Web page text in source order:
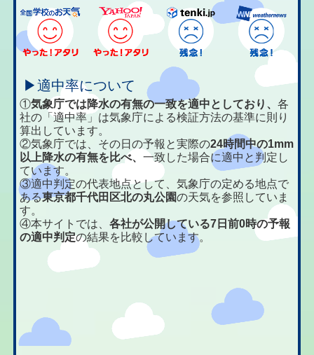
▶適中率について
①気象庁では降水の有無の一致を適中としており、各
社の「適中率」は気象庁による検証方法の基準に則り
算出しています。
②気象庁では、その日の予報と実際の24時間中の1mm
以上降水の有無を比べ、一致した場合に適中と判定し
ています。
③適中判定の代表地点として、気象庁の定める地点で
ある東京都千代田区北の丸公園の天気を参照していま
す。
④本サイトでは、各社が公開している7日前0時の予報
の適中判定の結果を比較しています。